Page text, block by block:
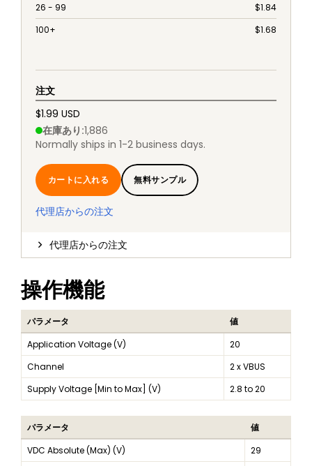
26 - 99
$1.84
100+
$1.68
注文
$1.99 USD
在庫あり :1,886
Normally ships in 1-2 business days.
カートに入れる 無料サンプル
代理店からの注文
代理店からの注文
操作機能
パラメータ
値
Application Voltage (V)
20
Channel
2 x VBUS
Supply Voltage [Min to Max] (V)
2.8 to 20
パラメータ
値
VDC Absolute (Max) (V)
29